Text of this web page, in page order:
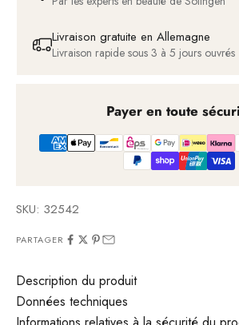
Livraison gratuite en Allemagne
Livraison rapide sous 3 à 5 jours ouvrés
Payer en toute
SKU: 32542
PARTAGER
Description du produit
Données techniques